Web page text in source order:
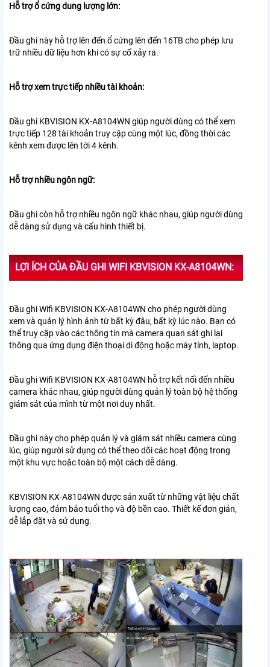
Hỗ trợ ổ cứng dung lượng lớn:
Đầu ghi này hỗ trợ lên đến ổ cứng lên đến 16TB cho phép lưu
trữ nhiều dữ liệu hơn khi có sự cố xảy ra.
Hỗ trợ xem trực tiếp nhiều tài khoản:
Đầu ghi KBVISION KX-A8104WN giúp người dùng có thể xem
trực tiếp 128 tài khoản truy cập cùng một lúc, đồng thời các
kênh xem được lên tới 4 kênh.
Hỗ trợ nhiều ngôn ngữ:
Đầu ghi còn hỗ trợ nhiều ngôn ngữ khác nhau, giúp người dùng
dễ dàng sử dụng và cấu hình thiết bị.
LỢI ÍCH CỦA ĐẦU GHI WIFI KBVISION KX-A8104WN:
Đầu ghi Wifi KBVISION KX-A8104WN cho phép người dùng
xem và quản lý hình ảnh từ bất kỳ đâu, bất kỳ lúc nào. Bạn có
thể truy cập vào các thông tin mà camera quan sát ghi lại
thông qua ứng dụng điện thoại di động hoặc máy tính, laptop.
Đầu ghi Wifi KBVISION KX-A8104WN hỗ trợ kết nối đến nhiều
camera khác nhau, giúp người dùng quản lý toàn bộ hệ thống
giám sát của mình từ một nơi duy nhất.
Đầu ghi này cho phép quản lý và giám sát nhiều camera cùng
lúc, giúp người sử dụng có thể theo dõi các hoạt động trong
một khu vực hoặc toàn bộ một cách dễ dàng.
KBVISION KX-A8104WN được sản xuất từ những vật liệu chất
lượng cao, đảm bảo tuổi thọ và độ bền cao. Thiết kế đơn giản,
dễ lắp đặt và sử dụng.